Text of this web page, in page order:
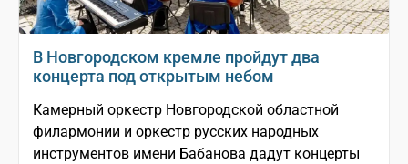
В Новгородском кремле пройдут два
концерта под открытым небом
Камерный оркестр Новгородской областной
филармонии и оркестр русских народных
инструментов имени Бабанова дадут концерты